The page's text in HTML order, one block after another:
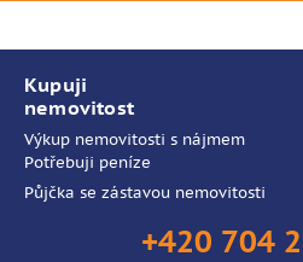
Kupuji
nemovitost
Výkup nemovitosti s nájmem
Potřebuji peníze
Půjčka se zástavou nemovitosti
+420 704